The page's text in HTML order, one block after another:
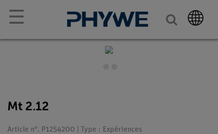
☰
Mt 2.12
Article n°. P1254200 | Type : Expériences